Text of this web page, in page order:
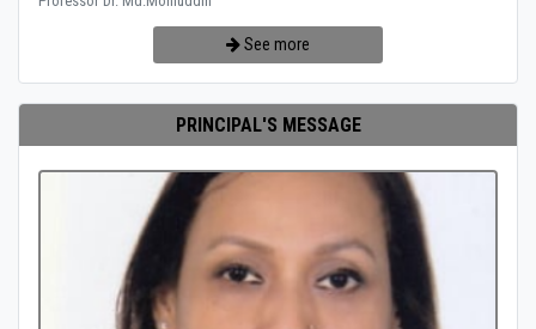
See more
PRINCIPAL'S MESSAGE